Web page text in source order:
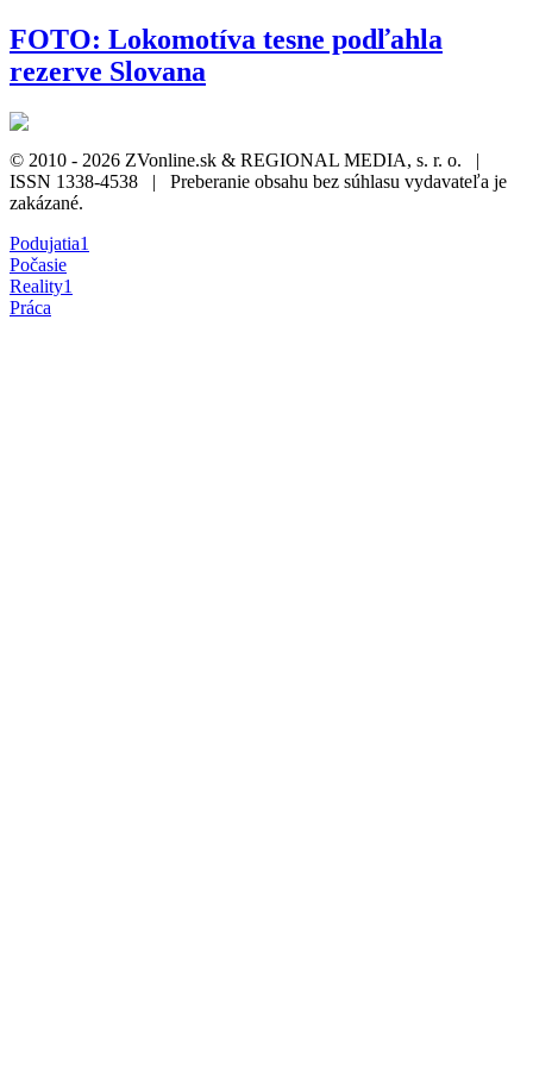
FOTO: Lokomotíva tesne podľahla
rezerve Slovana
© 2010 - 2026 ZVonline.sk & REGIONAL MEDIA, s. r. o. |
ISSN 1338-4538 | Preberanie obsahu bez súhlasu vydavateľa je
zakázané.
Podujatia1
Počasie
Reality1
Práca